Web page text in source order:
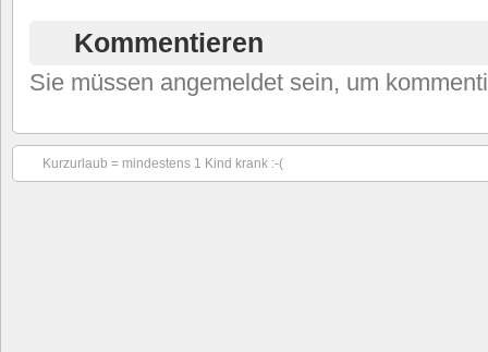
Kommentieren
Sie müssen angemeldet sein, um
Kurzurlaub = mindestens 1 Kind krank :-(